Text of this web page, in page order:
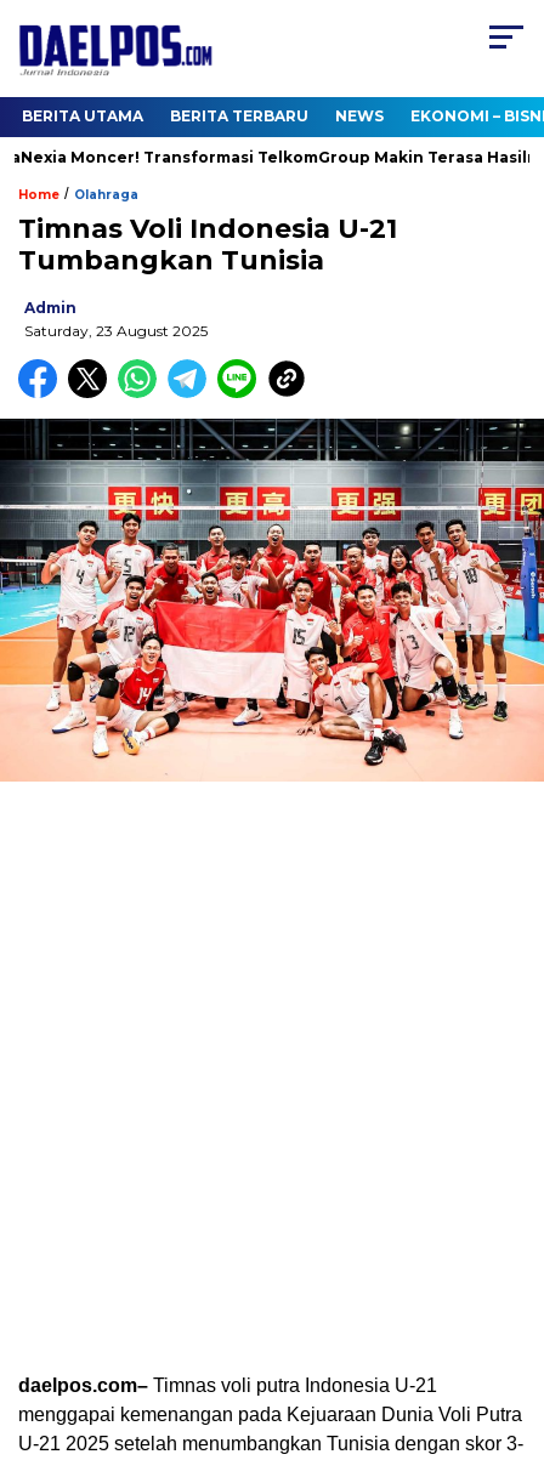
BERITA UTAMA BERITA TERBARU NEWS EKONOMI –
Moncer! Transformasi TelkomGroup Makin Terasa Hasilnya
Home / Olahraga
Timnas Voli Indonesia U-21
Tumbangkan Tunisia
Admin
Saturday, 23 August 2025
daelpos.com– Timnas voli putra Indonesia U-21
menggapai kemenangan pada Kejuaraan Dunia Voli Putra
U-21 2025 setelah menumbangkan Tunisia dengan skor 3-